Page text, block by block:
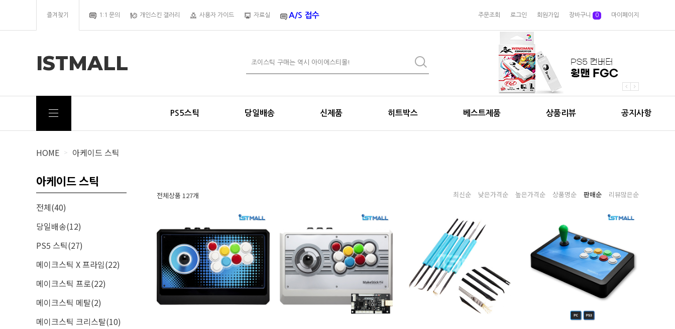
즐겨찾기 1:1 문의 개인스킨 갤러리 사용자 가이드 자료실 A/S 접수 주문조회 로그인 회원가입 장바구니 0 마이페이지
ISTMALL
PS5스틱 당일배송 신제품 히트박스 베스트제품 상품리뷰 공지사항
HOME > 아케이드 스틱
아케이드 스틱
전체(40)
당일배송(12)
PS5 스틱(27)
메이크스틱 X 프라임(22)
메이크스틱 프로(22)
메이크스틱 메탈(2)
메이크스틱 크리스탈(10)
전체상품 127개 최신순 낮은가격순 높은가격순 상품명순 판매순 리뷰많은순